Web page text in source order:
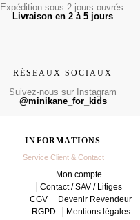
Expédition sous 2 jours ouvrés.
Livraison en 2 à 5 jours
RÉSEAUX SOCIAUX
Suivez-nous sur Instagram
@minikane_for_kids
INFORMATIONS
Service Client & Contact
Mon compte
Contact / SAV / Litiges
CGV
Devenir Revendeur
RGPD
Mentions légales